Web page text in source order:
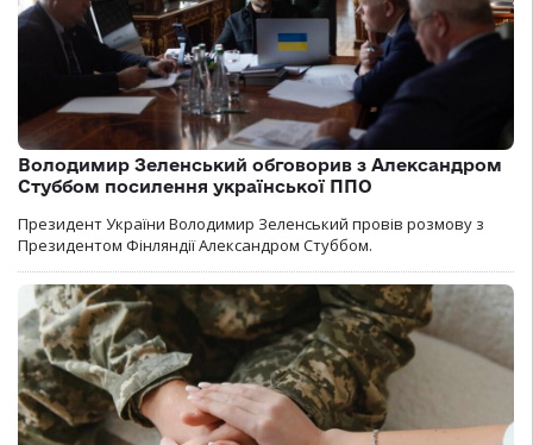
Володимир Зеленський обговорив з Александром
Стуббом посилення української ППО
Президент України Володимир Зеленський провів розмову з
Президентом Фінляндії Александром Стуббом.